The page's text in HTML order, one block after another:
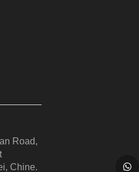
Road,
Chine.